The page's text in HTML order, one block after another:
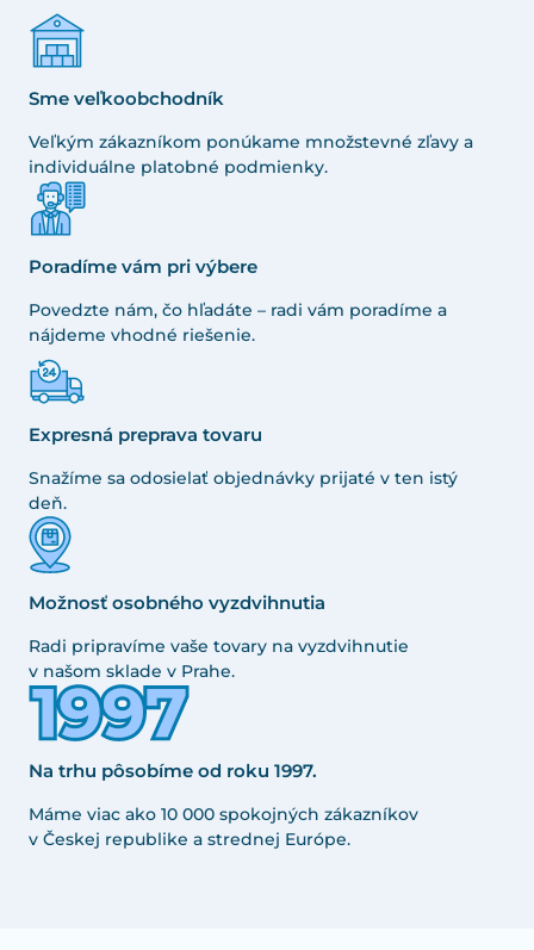
Sme veľkoobchodník
Veľkým zákazníkom ponúkame množstevné zľavy a
individuálne platobné podmienky.
Poradíme vám pri výbere
Povedzte nám, čo hľadáte – radi vám poradíme a
nájdeme vhodné riešenie.
Expresná preprava tovaru
Snažíme sa odosielať objednávky prijaté v ten istý
deň.
Možnosť osobného vyzdvihnutia
Radi pripravíme vaše tovary na vyzdvihnutie
v našom sklade v Prahe.
Na trhu pôsobíme od roku 1997.
Máme viac ako 10 000 spokojných zákazníkov
v Českej republike a strednej Európe.